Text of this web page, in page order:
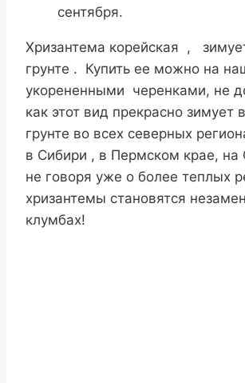
сентября.
Хризантема корейская ,
грунте . Купить ее можно на
укорененными черенками, не
как этот вид прекрасно зимует
грунте во всех северных
в Сибири , в Пермском крае, на
не говоря уже о более теплых
хризантемы становятся
клумбах!